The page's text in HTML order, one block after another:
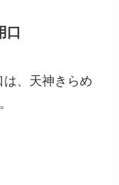
口
、天神きらめ